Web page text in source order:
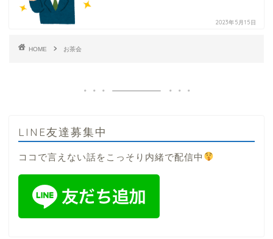
2023年5月15日
HOME お茶会
LINE友達募集中
ココで言えない話をこっそり内緒で配信中